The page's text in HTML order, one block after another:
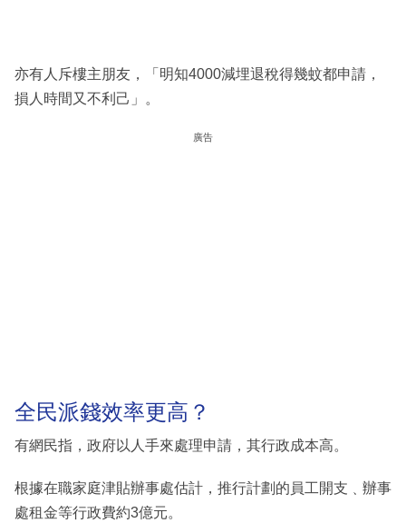
亦有人斥樓主朋友，「明知4000減埋退稅得幾蚊都申請，
損人時間又不利己」。
廣告
全民派錢效率更高？
有網民指，政府以人手來處理申請，其行政成本高。
根據在職家庭津貼辦事處估計，推行計劃的員工開支﹑辦事
處租金等行政費約3億元。